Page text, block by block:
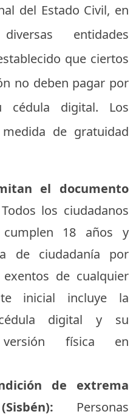
del Estado Civil, en
entidades
que ciertos
no deben pagar por
cédula digital. Los
de gratuidad
el documento
Todos los ciudadanos
cumplen 18 años y
de ciudadanía por
de cualquier
inicial incluye la
digital y su
versión física en
de extrema
Personas